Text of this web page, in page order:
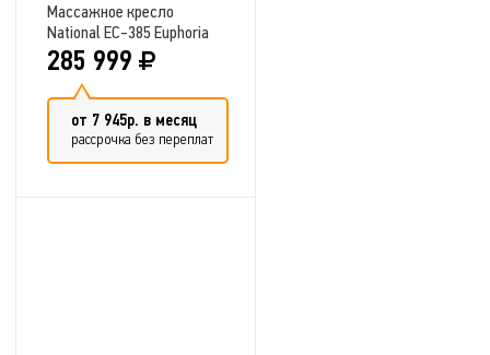
Массажное кресло
National EC-385 Euphoria
285 999
от 7 945р. в месяц
рассрочка без переплат